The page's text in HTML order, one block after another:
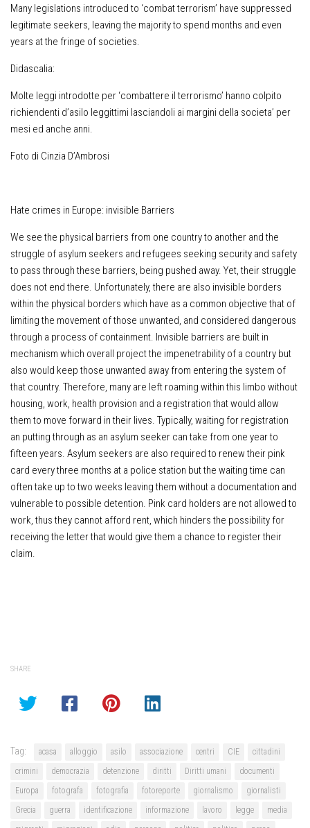
Many legislations introduced to ‘combat terrorism’ have suppressed
legitimate seekers, leaving the majority to spend months and even
years at the fringe of societies.
Didascalia:
Molte leggi introdotte per ‘combattere il terrorismo’ hanno colpito
richiendenti d’asilo leggittimi lasciandoli ai margini della societa’ per
mesi ed anche anni.
Foto di Cinzia D’Ambrosi
Hate crimes in Europe: invisible Barriers
We see the physical barriers from one country to another and the
struggle of asylum seekers and refugees seeking security and safety
to pass through these barriers, being pushed away. Yet, their struggle
does not end there. Unfortunately, there are also invisible borders
within the physical borders which have as a common objective that of
limiting the movement of those unwanted, and considered dangerous
through a process of containment. Invisible barriers are built in
mechanism which overall project the impenetrability of a country but
also would keep those unwanted away from entering the system of
that country. Therefore, many are left roaming within this limbo without
housing, work, health provision and a registration that would allow
them to move forward in their lives. Typically, waiting for registration
an putting through as an asylum seeker can take from one year to
fifteen years. Asylum seekers are also required to renew their pink
card every three months at a police station but the waiting time can
often take up to two weeks leaving them without a documentation and
vulnerable to possible detention. Pink card holders are not allowed to
work, thus they cannot afford rent, which hinders the possibility for
receiving the letter that would give them a chance to register their
claim.
SHARE
Tag: acasa alloggio asilo associazione centri CIE
cittadini
crimini
democrazia detenzione diritti Diritti umani
documenti
Europa
fotografa fotografia fotoreporte giornalismo
giornalisti
Grecia
guerra identificazione informazione lavoro legge
media